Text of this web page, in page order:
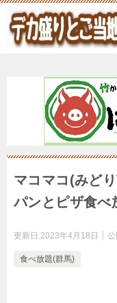
マコマコ(みど
パンとピザ食べ
更新日:2023年4月18日 公
食べ放題(群馬)